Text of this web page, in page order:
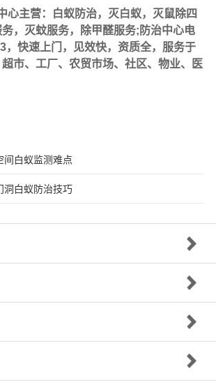
主营： 白蚁防治，灭白蚁，灭鼠除四
，灭蚊服务，除甲醛服务;防治中心电
，快速上门，见效快，资质全，服务于
市、工厂、农贸市场、社区、物业、医
间白蚁监测难点
洞白蚁防治技巧